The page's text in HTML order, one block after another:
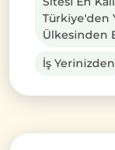
Türkiye'den
Ülkesinden
İş Yerinizden